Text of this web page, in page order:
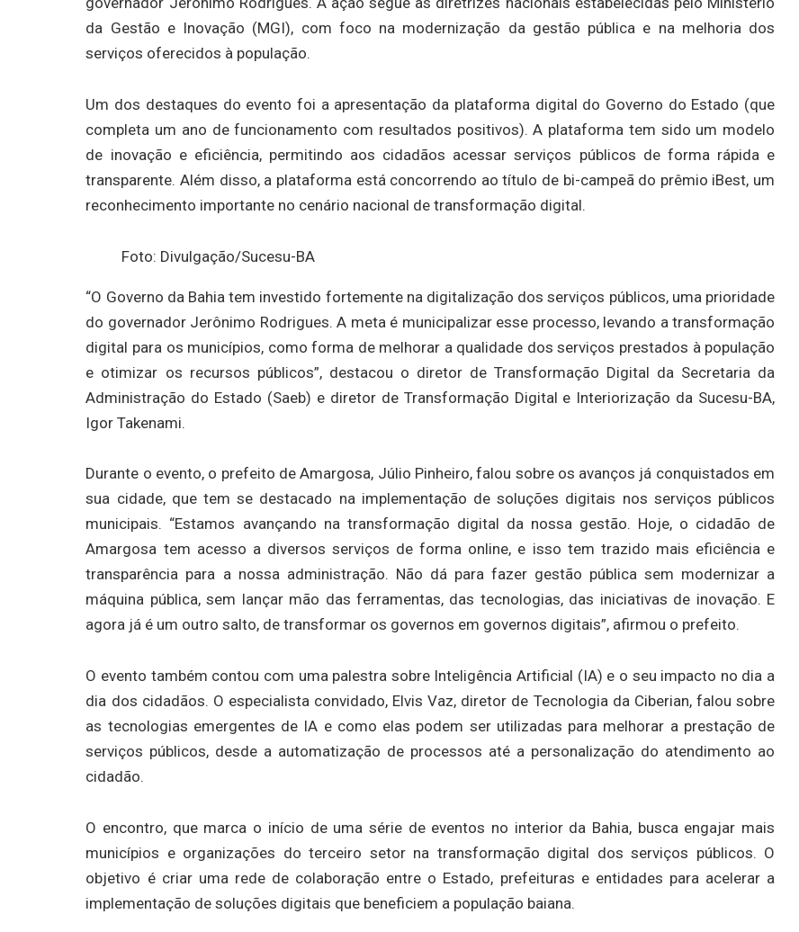
da Gestão e Inovação (MGI), com foco na modernização da gestão pública e na melhoria dos
serviços oferecidos à população.
Um dos destaques do evento foi a apresentação da plataforma digital do Governo do Estado (que
completa um ano de funcionamento com resultados positivos). A plataforma tem sido um modelo
de inovação e eficiência, permitindo aos cidadãos acessar serviços públicos de forma rápida e
transparente. Além disso, a plataforma está concorrendo ao título de bi-campeã do prêmio iBest, um
reconhecimento importante no cenário nacional de transformação digital.
Foto: Divulgação/Sucesu-BA
“O Governo da Bahia tem investido fortemente na digitalização dos serviços públicos, uma prioridade
do governador Jerônimo Rodrigues. A meta é municipalizar esse processo, levando a transformação
digital para os municípios, como forma de melhorar a qualidade dos serviços prestados à população
e otimizar os recursos públicos”, destacou o diretor de Transformação Digital da Secretaria da
Administração do Estado (Saeb) e diretor de Transformação Digital e Interiorização da Sucesu-BA,
Igor Takenami.
Durante o evento, o prefeito de Amargosa, Júlio Pinheiro, falou sobre os avanços já conquistados em
sua cidade, que tem se destacado na implementação de soluções digitais nos serviços públicos
municipais. “Estamos avançando na transformação digital da nossa gestão. Hoje, o cidadão de
Amargosa tem acesso a diversos serviços de forma online, e isso tem trazido mais eficiência e
transparência para a nossa administração. Não dá para fazer gestão pública sem modernizar a
máquina pública, sem lançar mão das ferramentas, das tecnologias, das iniciativas de inovação. E
agora já é um outro salto, de transformar os governos em governos digitais”, afirmou o prefeito.
O evento também contou com uma palestra sobre Inteligência Artificial (IA) e o seu impacto no dia a
dia dos cidadãos. O especialista convidado, Elvis Vaz, diretor de Tecnologia da Ciberian, falou sobre
as tecnologias emergentes de IA e como elas podem ser utilizadas para melhorar a prestação de
serviços públicos, desde a automatização de processos até a personalização do atendimento ao
cidadão.
O encontro, que marca o início de uma série de eventos no interior da Bahia, busca engajar mais
municípios e organizações do terceiro setor na transformação digital dos serviços públicos. O
objetivo é criar uma rede de colaboração entre o Estado, prefeituras e entidades para acelerar a
implementação de soluções digitais que beneficiem a população baiana.